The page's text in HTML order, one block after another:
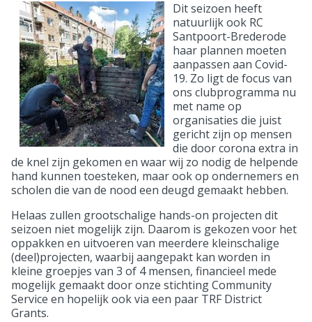
Dit seizoen heeft
natuurlijk ook RC
Santpoort-Brederode
haar plannen moeten
aanpassen aan Covid-
19. Zo ligt de focus van
ons clubprogramma nu
met name op
organisaties die juist
gericht zijn op mensen
die door corona extra in
de knel zijn gekomen en waar wij zo nodig de helpende
hand kunnen toesteken, maar ook op ondernemers en
scholen die van de nood een deugd gemaakt hebben.
Helaas zullen grootschalige hands-on projecten dit
seizoen niet mogelijk zijn. Daarom is gekozen voor het
oppakken en uitvoeren van meerdere kleinschalige
(deel)projecten, waarbij aangepakt kan worden in
kleine groepjes van 3 of 4 mensen, financieel mede
mogelijk gemaakt door onze stichting Community
Service en hopelijk ook via een paar TRF District
Grants.